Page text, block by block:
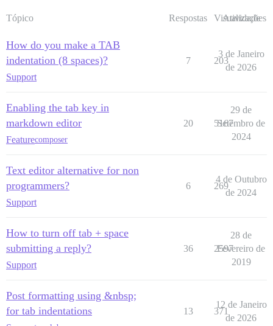
Tópico Respostas Visualizações
Atividade
How do you make a TAB
indentation (8 spaces)?
Support
7 203
3 de Janeiro
de 2026
Enabling the tab key in
markdown editor
Featurecomposer
20 5167
29 de
Setembro de
2024
Text editor alternative for non
programmers?
Support
6 269
4 de Outubro
de 2024
How to turn off tab + space
submitting a reply?
Support
36 2597
28 de
Fevereiro de
2019
Post formatting using &nbsp;
for tab indentations
13 371
12 de Janeiro
de 2026